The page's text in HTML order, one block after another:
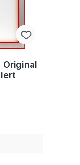
Original